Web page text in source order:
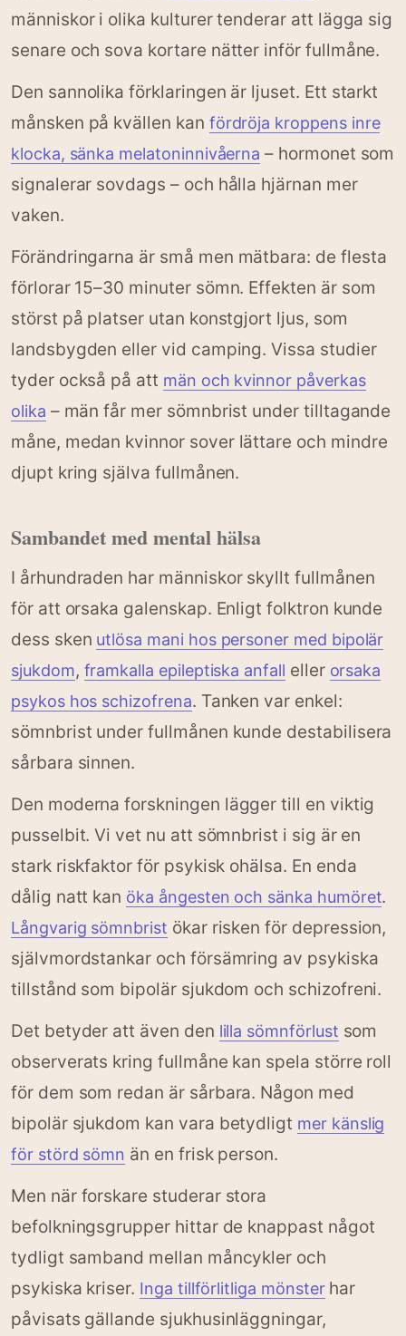
människor i olika kulturer tenderar att lägga sig
senare och sova kortare nätter inför fullmåne.
Den sannolika förklaringen är ljuset. Ett starkt
månsken på kvällen kan fördröja kroppens inre
klocka, sänka melatoninnivåerna – hormonet som
signalerar sovdags – och hålla hjärnan mer
vaken.
Förändringarna är små men mätbara: de flesta
förlorar 15–30 minuter sömn. Effekten är som
störst på platser utan konstgjort ljus, som
landsbygden eller vid camping. Vissa studier
tyder också på att män och kvinnor påverkas
olika – män får mer sömnbrist under tilltagande
måne, medan kvinnor sover lättare och mindre
djupt kring själva fullmånen.
Sambandet med mental hälsa
I århundraden har människor skyllt fullmånen
för att orsaka galenskap. Enligt folktron kunde
dess sken utlösa mani hos personer med bipolär
sjukdom, framkalla epileptiska anfall eller orsaka
psykos hos schizofrena. Tanken var enkel:
sömnbrist under fullmånen kunde destabilisera
sårbara sinnen.
Den moderna forskningen lägger till en viktig
pusselbit. Vi vet nu att sömnbrist i sig är en
stark riskfaktor för psykisk ohälsa. En enda
dålig natt kan öka ångesten och sänka humöret.
Långvarig sömnbrist ökar risken för depression,
självmordstankar och försämring av psykiska
tillstånd som bipolär sjukdom och schizofreni.
Det betyder att även den lilla sömnförlust som
observerats kring fullmåne kan spela större roll
för dem som redan är sårbara. Någon med
bipolär sjukdom kan vara betydligt mer känslig
för störd sömn än en frisk person.
Men när forskare studerar stora
befolkningsgrupper hittar de knappast något
tydligt samband mellan måncykler och
psykiska kriser. Inga tillförlitliga mönsterhar
påvisats gällande sjukhusinläggningar,